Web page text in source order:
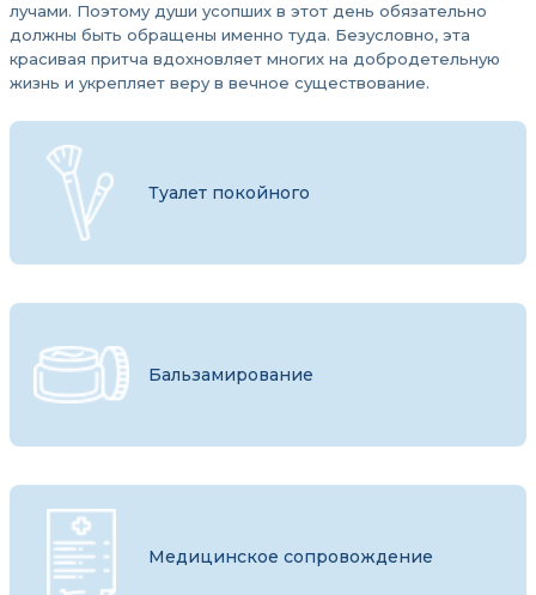
лучами. Поэтому души усопших в этот день обязательно
должны быть обращены именно туда. Безусловно, эта
красивая притча вдохновляет многих на добродетельную
жизнь и укрепляет веру в вечное существование.
Туалет покойного
Бальзамирование
Медицинское сопровождение